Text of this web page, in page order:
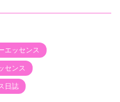
エッセンス
センス
日誌